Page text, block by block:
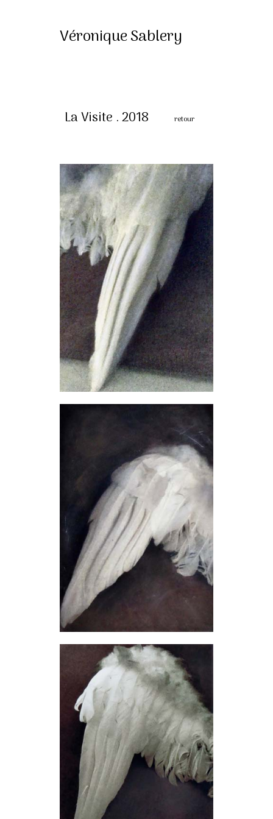
Véronique Sablery
La Visite . 2018 retour